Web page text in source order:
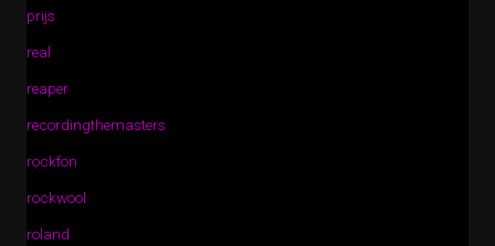
prijs
real
reaper
recordingthemasters
rockfon
rockwool
roland